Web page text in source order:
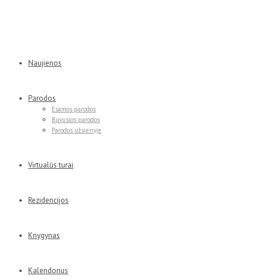
Naujienos
Parodos
Esamos parodos
Buvusios parodos
Parodos užsienyje
Virtualūs turai
Rezidencijos
Knygynas
Kalendorius